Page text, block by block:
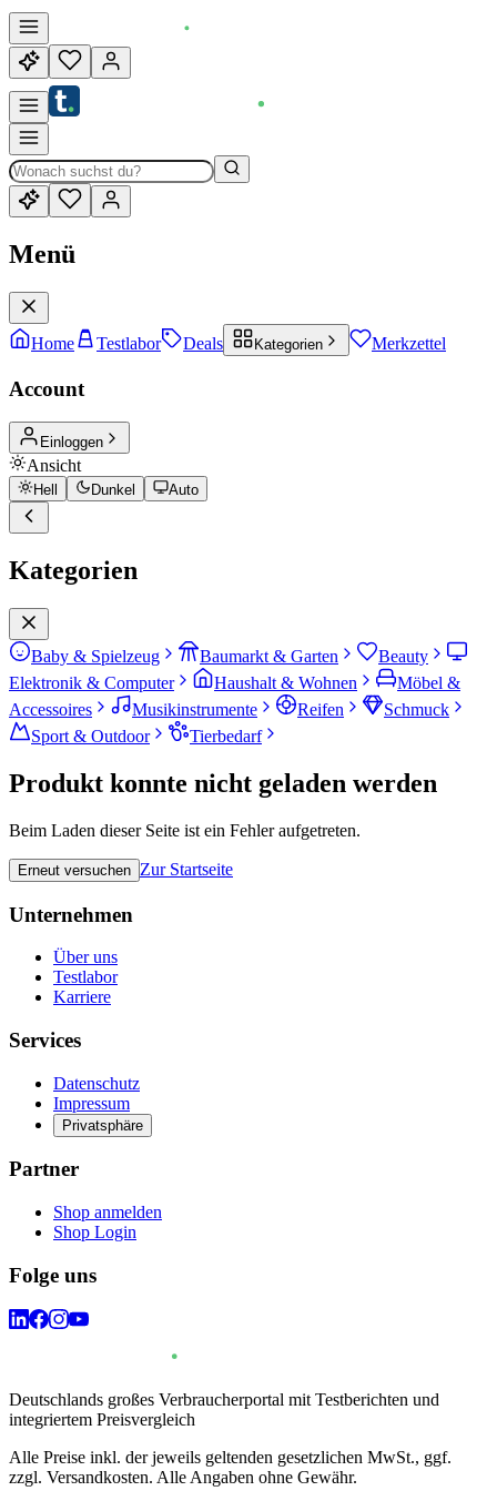
Menü
Home Testlabor Deals Kategorien Merkzettel
Account
Einloggen
Ansicht
Hell Dunkel Auto
Kategorien
Baby & Spielzeug Baumarkt & Garten
Beauty
Elektronik & Computer
Haushalt & Wohnen
Möbel &
Accessoires
Musikinstrumente Reifen
Schmuck
Sport & Outdoor
Tierbedarf
Produkt konnte nicht geladen werden
Beim Laden dieser Seite ist ein Fehler aufgetreten.
Erneut versuchen Zur Startseite
Unternehmen
Über uns
Testlabor
Karriere
Services
Datenschutz
Impressum
Privatsphäre
Partner
Shop anmelden
Shop Login
Folge uns
Deutschlands großes Verbraucherportal mit Testberichten und
integriertem Preisvergleich
Alle Preise inkl. der jeweils geltenden gesetzlichen MwSt., ggf.
zzgl. Versandkosten. Alle Angaben ohne Gewähr.